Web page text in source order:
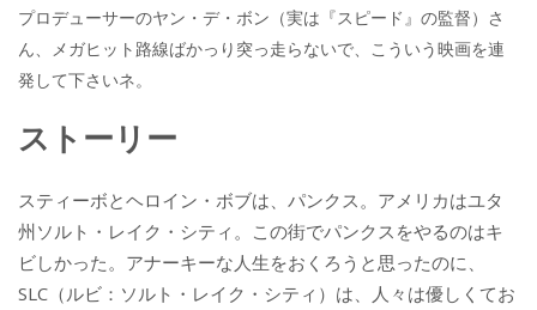
プロデューサーのヤン・デ・ボン（実は『スピード』の監督）さ
ん、メガヒット路線ばかっり突っ走らないで、こういう映画を連
発して下さいネ。
ストーリー
スティーボとヘロイン・ボブは、パンクス。アメリカはユタ
州ソルト・レイク・シティ。この街でパンクスをやるのはキ
ビしかった。アナーキーな人生をおくろうと思ったのに、
SLC（ルビ：ソルト・レイク・シティ）は、人々は優しくてお